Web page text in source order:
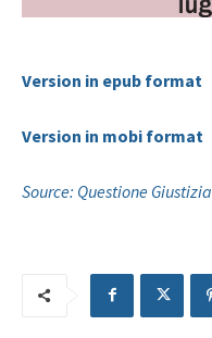
Version in epub format
Version in mobi format
Source: Questione Giustizia